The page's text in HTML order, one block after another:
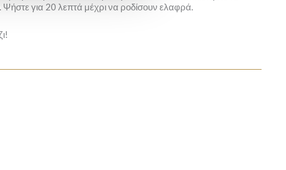
Ψήστε για 20 λεπτά μέχρι να ροδίσουν ελαφρά.